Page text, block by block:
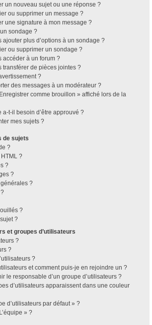
un nouveau sujet ou une réponse ?
ou supprimer un message ?
une signature à mon message ?
sondage ?
plus d’options à un sondage ?
ou supprimer un sondage ?
accéder à un forum ?
transférer de pièces jointes ?
?
des messages à un modérateur ?
comme brouillon » affiché lors de la
t-il besoin d’être approuvé ?
mes sujets ?
de sujets
?
?
?
?
?
?
?
et groupes d’utilisateurs
?
?
?
et comment puis-je en rejoindre un ?
le responsable d’un groupe d’utilisateurs ?
d’utilisateurs apparaissent dans une couleur
d’utilisateurs par défaut » ?
» ?